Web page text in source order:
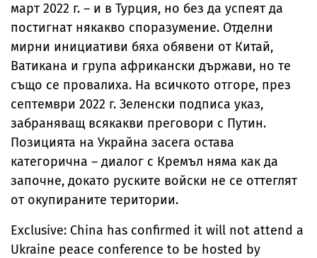
март 2022 г. – и в Турция, но без да успеят да
постигнат някакво споразумение. Отделни
мирни инициативи бяха обявени от Китай,
Ватикана и група африкански държави, но те
също се провалиха. На всичкото отгоре, през
септември 2022 г. Зеленски подписа указ,
забраняващ всякакви преговори с Путин.
Позицията на Украйна засега остава
категорична – диалог с Кремъл няма как да
започне, докато руските войски не се оттеглят
от окупираните територии.
Exclusive: China has confirmed it will not attend a
Ukraine peace conference to be hosted by